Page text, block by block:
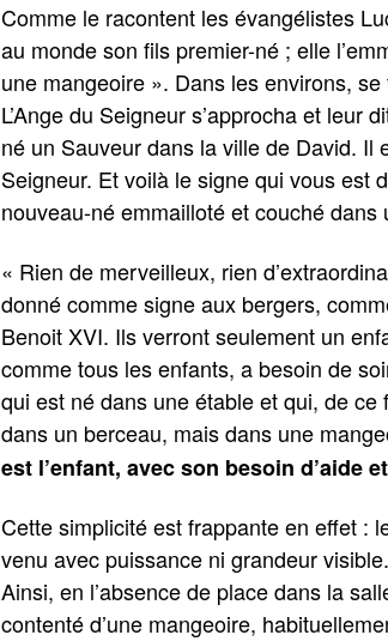
Comme le racontent les évangélistes
au monde son fils premier-né ; elle
une mangeoire ». Dans les environs,
L’Ange du Seigneur s’approcha et leur
né un Sauveur dans la ville de David. Il
Seigneur. Et voilà le signe qui vous est
nouveau-né emmailloté et couché dans
« Rien de merveilleux, rien
donné comme signe aux bergers,
Benoit XVI. Ils verront seulement un
comme tous les enfants, a besoin de
qui est né dans une étable et qui, de ce
dans un berceau, mais dans une
est l’enfant, avec son besoin d’aide
Cette simplicité est frappante en effet :
venu avec puissance ni grandeur
Ainsi, en l’absence de place dans la
contenté d’une mangeoire,